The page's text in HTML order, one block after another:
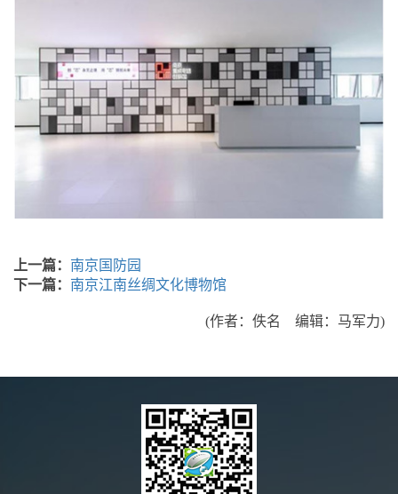
上一篇： 南京国防园
下一篇： 南京江南丝绸文化博物馆
(作者：佚名 编辑：马军力)